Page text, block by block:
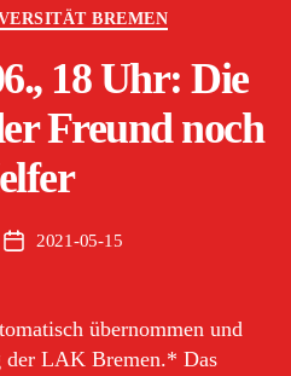
KategorienBREMEN
18 Uhr: Die
Freund noch
Veröffentlichungsdatum
2021-05-15
übernommen und
der LAK Bremen.* Das